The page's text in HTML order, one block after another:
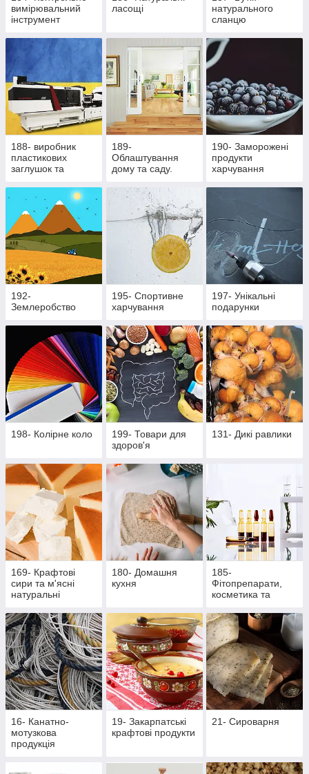
вимірювальний
інструмент
ласощі
натурального
сланцю
188- виробник
пластикових
заглушок та
фурнітури
189-
Облаштування
дому та саду.
харчування
190- Заморожені
продукти
харчування
192-
Землеробство
195- Cпортивне
харчування
197- Унікальні
подарунки
198- Колірне коло
199- Товари для
здоров'я
131- Дикі равлики
169- Крафтові
сири та м'ясні
натуральні
180- Домашня
кухня
185-
Фітопрепарати,
косметика та
16- Канатно-
мотузкова
продукція
19- Закарпатські
крафтові продукти
21- Сироварня